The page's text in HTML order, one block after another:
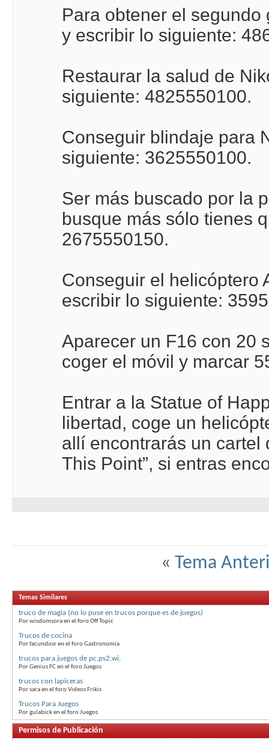
Para obtener el
y escribir lo siguiente:
Restaurar la salud de
siguiente: 4825550100.
Conseguir blindaje para
siguiente: 3625550100.
Ser más buscado por la
busque más sólo tienes
2675550150.
Conseguir el helicóptero
escribir lo siguiente:
Aparecer un F16 con 20
coger el móvil y marcar
Entrar a la Statue of
libertad, coge un
allí encontrarás un cartel
This Point”, si entras
« Tema
Temas Similares
truco de magia (no lo puse en trucos porque es de juegos)
Por wisdomsora en el foro Off Topic
Trucos de cocina
Por facundosr en el foro Gastronomía
trucos para juegos de pc,ps2,wi,
Por Genius FC en el foro Juegos
trucos con lapiceras
Por sara en el foro Videos Frikis
Trucos Para Juegos
Por gulabick en el foro Juegos
Permisos de Publicación